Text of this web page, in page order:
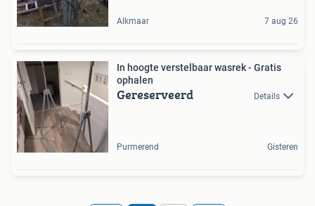
Alkmaar 7 aug 26
In hoogte verstelbaar wasrek - Gratis
ophalen
Gereserveerd Details
Purmerend Gisteren